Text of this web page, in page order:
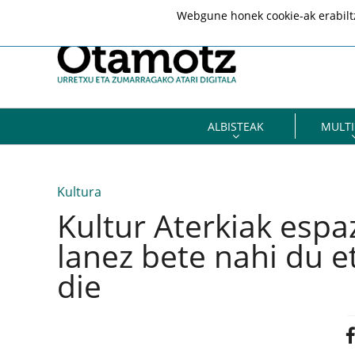
ALBISTEAK
Kultura
Kultur Aterkiak
lanez bete nahi du
die
Webgune honek cookie-ak